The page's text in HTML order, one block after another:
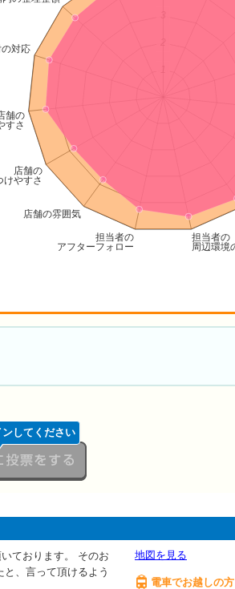
してください
ております。 そのお
、言って頂けるよう
地図を見る
電車でお越しの方